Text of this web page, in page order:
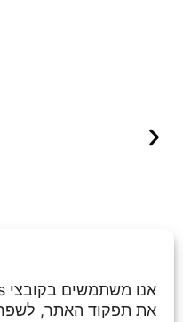
את תפקוד האתר,